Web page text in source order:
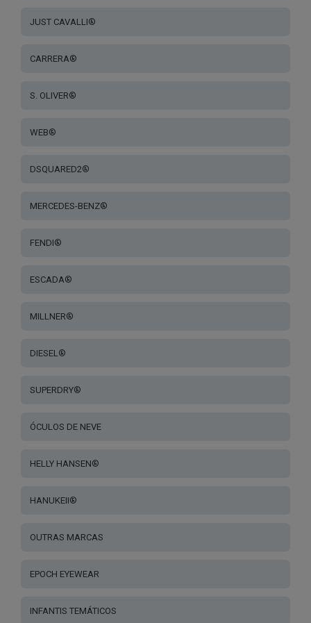
JUST CAVALLI®
CARRERA®
S. OLIVER®
WEB®
DSQUARED2®
MERCEDES-BENZ®
FENDI®
ESCADA®
MILLNER®
DIESEL®
SUPERDRY®
ÓCULOS DE NEVE
HELLY HANSEN®
HANUKEII®
OUTRAS MARCAS
EPOCH EYEWEAR
INFANTIS TEMÁTICOS